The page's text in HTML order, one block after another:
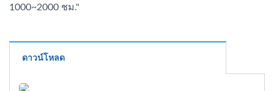
1000~2000 ชม."
ดาวน์โหลด